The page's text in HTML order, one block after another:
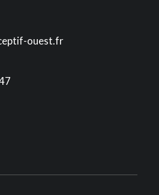
ouest.fr